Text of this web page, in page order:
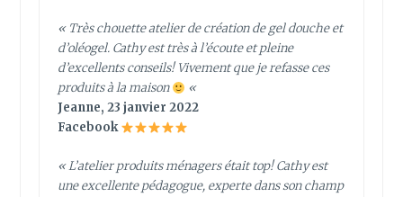
« Très chouette atelier de création de gel douche et
d’oléogel. Cathy est très à l’écoute et pleine
d’excellents conseils! Vivement que je refasse ces
produits à la maison
«
Jeanne, 23 janvier 2022
Facebook
«L’atelier produits ménagers était top! Cathy est
une excellente pédagogue, experte dans son champ